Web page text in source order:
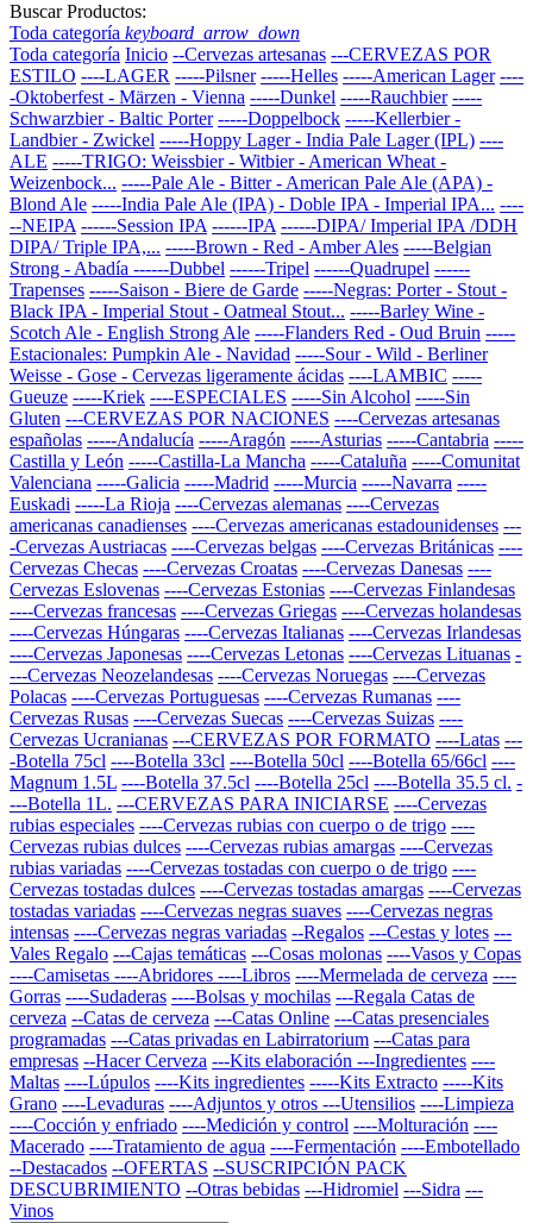
Buscar Productos:
Toda categoría keyboard_arrow_down
Toda categoría Inicio --Cervezas artesanas ---CERVEZAS POR
ESTILO ----LAGER -----Pilsner -----Helles -----American Lager ----
-Oktoberfest - Märzen - Vienna -----Dunkel -----Rauchbier -----
Schwarzbier - Baltic Porter -----Doppelbock -----Kellerbier -
Landbier - Zwickel -----Hoppy Lager - India Pale Lager (IPL) ----
ALE -----TRIGO: Weissbier - Witbier - American Wheat -
Weizenbock... -----Pale Ale - Bitter - American Pale Ale (APA) -
Blond Ale -----India Pale Ale (IPA) - Doble IPA - Imperial IPA... ----
--NEIPA ------Session IPA ------IPA ------DIPA/ Imperial IPA /DDH
DIPA/ Triple IPA,... -----Brown - Red - Amber Ales -----Belgian
Strong - Abadía ------Dubbel ------Tripel ------Quadrupel ------
Trapenses -----Saison - Biere de Garde -----Negras: Porter - Stout -
Black IPA - Imperial Stout - Oatmeal Stout... -----Barley Wine -
Scotch Ale - English Strong Ale -----Flanders Red - Oud Bruin -----
Estacionales: Pumpkin Ale - Navidad -----Sour - Wild - Berliner
Weisse - Gose - Cervezas ligeramente ácidas ----LAMBIC -----
Gueuze -----Kriek ----ESPECIALES -----Sin Alcohol -----Sin
Gluten ---CERVEZAS POR NACIONES ----Cervezas artesanas
españolas -----Andalucía -----Aragón -----Asturias -----Cantabria -----
Castilla y León -----Castilla-La Mancha -----Cataluña -----Comunitat
Valenciana -----Galicia -----Madrid -----Murcia -----Navarra -----
Euskadi -----La Rioja ----Cervezas alemanas ----Cervezas
americanas canadienses ----Cervezas americanas estadounidenses ---
-Cervezas Austriacas ----Cervezas belgas ----Cervezas Británicas ----
Cervezas Checas ----Cervezas Croatas ----Cervezas Danesas ----
Cervezas Eslovenas ----Cervezas Estonias ----Cervezas Finlandesas
----Cervezas francesas ----Cervezas Griegas ----Cervezas holandesas
----Cervezas Húngaras ----Cervezas Italianas ----Cervezas Irlandesas
----Cervezas Japonesas ----Cervezas Letonas ----Cervezas Lituanas -
---Cervezas Neozelandesas ----Cervezas Noruegas ----Cervezas
Polacas ----Cervezas Portuguesas ----Cervezas Rumanas ----
Cervezas Rusas ----Cervezas Suecas ----Cervezas Suizas ----
Cervezas Ucranianas ---CERVEZAS POR FORMATO ----Latas ---
-Botella 75cl ----Botella 33cl ----Botella 50cl ----Botella 65/66cl ----
Magnum 1.5L ----Botella 37.5cl ----Botella 25cl ----Botella 35.5 cl. -
---Botella 1L. ---CERVEZAS PARA INICIARSE ----Cervezas
rubias especiales ----Cervezas rubias con cuerpo o de trigo ----
Cervezas rubias dulces ----Cervezas rubias amargas ----Cervezas
rubias variadas ----Cervezas tostadas con cuerpo o de trigo ----
Cervezas tostadas dulces ----Cervezas tostadas amargas ----Cervezas
tostadas variadas ----Cervezas negras suaves ----Cervezas negras
intensas ----Cervezas negras variadas --Regalos ---Cestas y lotes ---
Vales Regalo ---Cajas temáticas ---Cosas molonas ----Vasos y Copas
----Camisetas ----Abridores ----Libros ----Mermelada de cerveza ----
Gorras ----Sudaderas ----Bolsas y mochilas ---Regala Catas de
cerveza --Catas de cerveza ---Catas Online ---Catas presenciales
programadas ---Catas privadas en Labirratorium ---Catas para
empresas --Hacer Cerveza ---Kits elaboración ---Ingredientes ----
Maltas ----Lúpulos ----Kits ingredientes -----Kits Extracto -----Kits
Grano ----Levaduras ----Adjuntos y otros ---Utensilios ----Limpieza
----Cocción y enfriado ----Medición y control ----Molturación ----
Macerado ----Tratamiento de agua ----Fermentación ----Embotellado
--Destacados --OFERTAS --SUSCRIPCIÓN PACK
DESCUBRIMIENTO --Otras bebidas ---Hidromiel ---Sidra ---
Vinos